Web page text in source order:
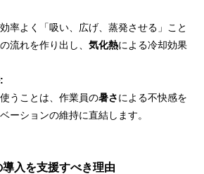
率よく「吸い、広げ、蒸発させる」こと
流れを作り出し、 気化熱による冷却効果
うことは、作業員の暑さによる不快感を
ーションの維持に直結します。
入を支援すべき理由